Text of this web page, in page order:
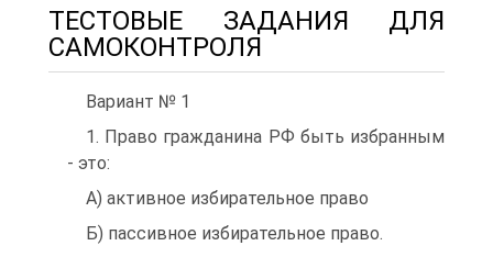
ТЕСТОВЫЕ ЗАДАНИЯ ДЛЯ
САМОКОНТРОЛЯ
Вариант № 1
1. Право гражданина РФ быть избранным
- это:
А) активное избирательное право
Б) пассивное избирательное право.